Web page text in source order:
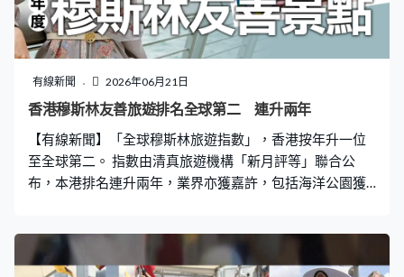
床。」 有市民擔心人多擠迫，提早結束行程回港。曾先
生：「提早半天回來，現在乘下午3時多的高鐵。（記者：
特地早一些不想遇到高峰？）對、應該晚上人流會有高
峰。（記者：為何不早一天回來？）想用盡假期去玩。」
梁先生：「不是很多人，很快、5分鐘就能出來。（記者：
比起預期？）比預期更快。」 深圳灣口岸外巴士站下午開
始亦出現多條人龍，整個巴士站站滿等候上車的市民，有
警察在場維持秩序。同一時間在港珠澳大橋，人
有線新聞 2026年06月21日
香港穆斯林友善旅遊排名全球第二 連升兩年
【有線新聞】「全球穆斯林旅遊指數」，香港按年升一位
至全球第二。 指數由清真旅遊機構「新月評等」聯合公
布，本港排名連升兩年，業界亦獲嘉許，包括海洋公園獲
席林建岳說，印證與業界同心協力的成果，會繼續聯合業
界促進穆斯林旅遊，吸引更多旅客。